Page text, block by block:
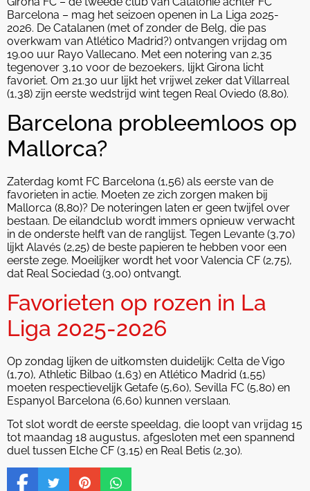
Barcelona – mag het seizoen openen in La Liga 2025-
2026. De Catalanen (met of zonder de Belg, die pas
overkwam van Atlético Madrid?) ontvangen vrijdag om
19.00 uur Rayo Vallecano. Met een notering van 2,35
tegenover 3,10 voor de bezoekers, lijkt Girona licht
favoriet. Om 21.30 uur lijkt het vrijwel zeker dat Villarreal
(1,38) zijn eerste wedstrijd wint tegen Real Oviedo (8,80).
Barcelona probleemloos op
Mallorca?
Zaterdag komt FC Barcelona (1,56) als eerste van de
favorieten in actie. Moeten ze zich zorgen maken bij
Mallorca (8,80)? De noteringen laten er geen twijfel over
bestaan. De eilandclub wordt immers opnieuw verwacht
in de onderste helft van de ranglijst. Tegen Levante (3,70)
lijkt Alavés (2,25) de beste papieren te hebben voor een
eerste zege. Moeilijker wordt het voor Valencia CF (2,75),
dat Real Sociedad (3,00) ontvangt.
Favorieten op rozen in La
Liga 2025-2026
Op zondag lijken de uitkomsten duidelijk: Celta de Vigo
(1,70), Athletic Bilbao (1,63) en Atlético Madrid (1,55)
moeten respectievelijk Getafe (5,60), Sevilla FC (5,80) en
Espanyol Barcelona (6,60) kunnen verslaan.
Tot slot wordt de eerste speeldag, die loopt van vrijdag 15
tot maandag 18 augustus, afgesloten met een spannend
duel tussen Elche CF (3,15) en Real Betis (2,30).